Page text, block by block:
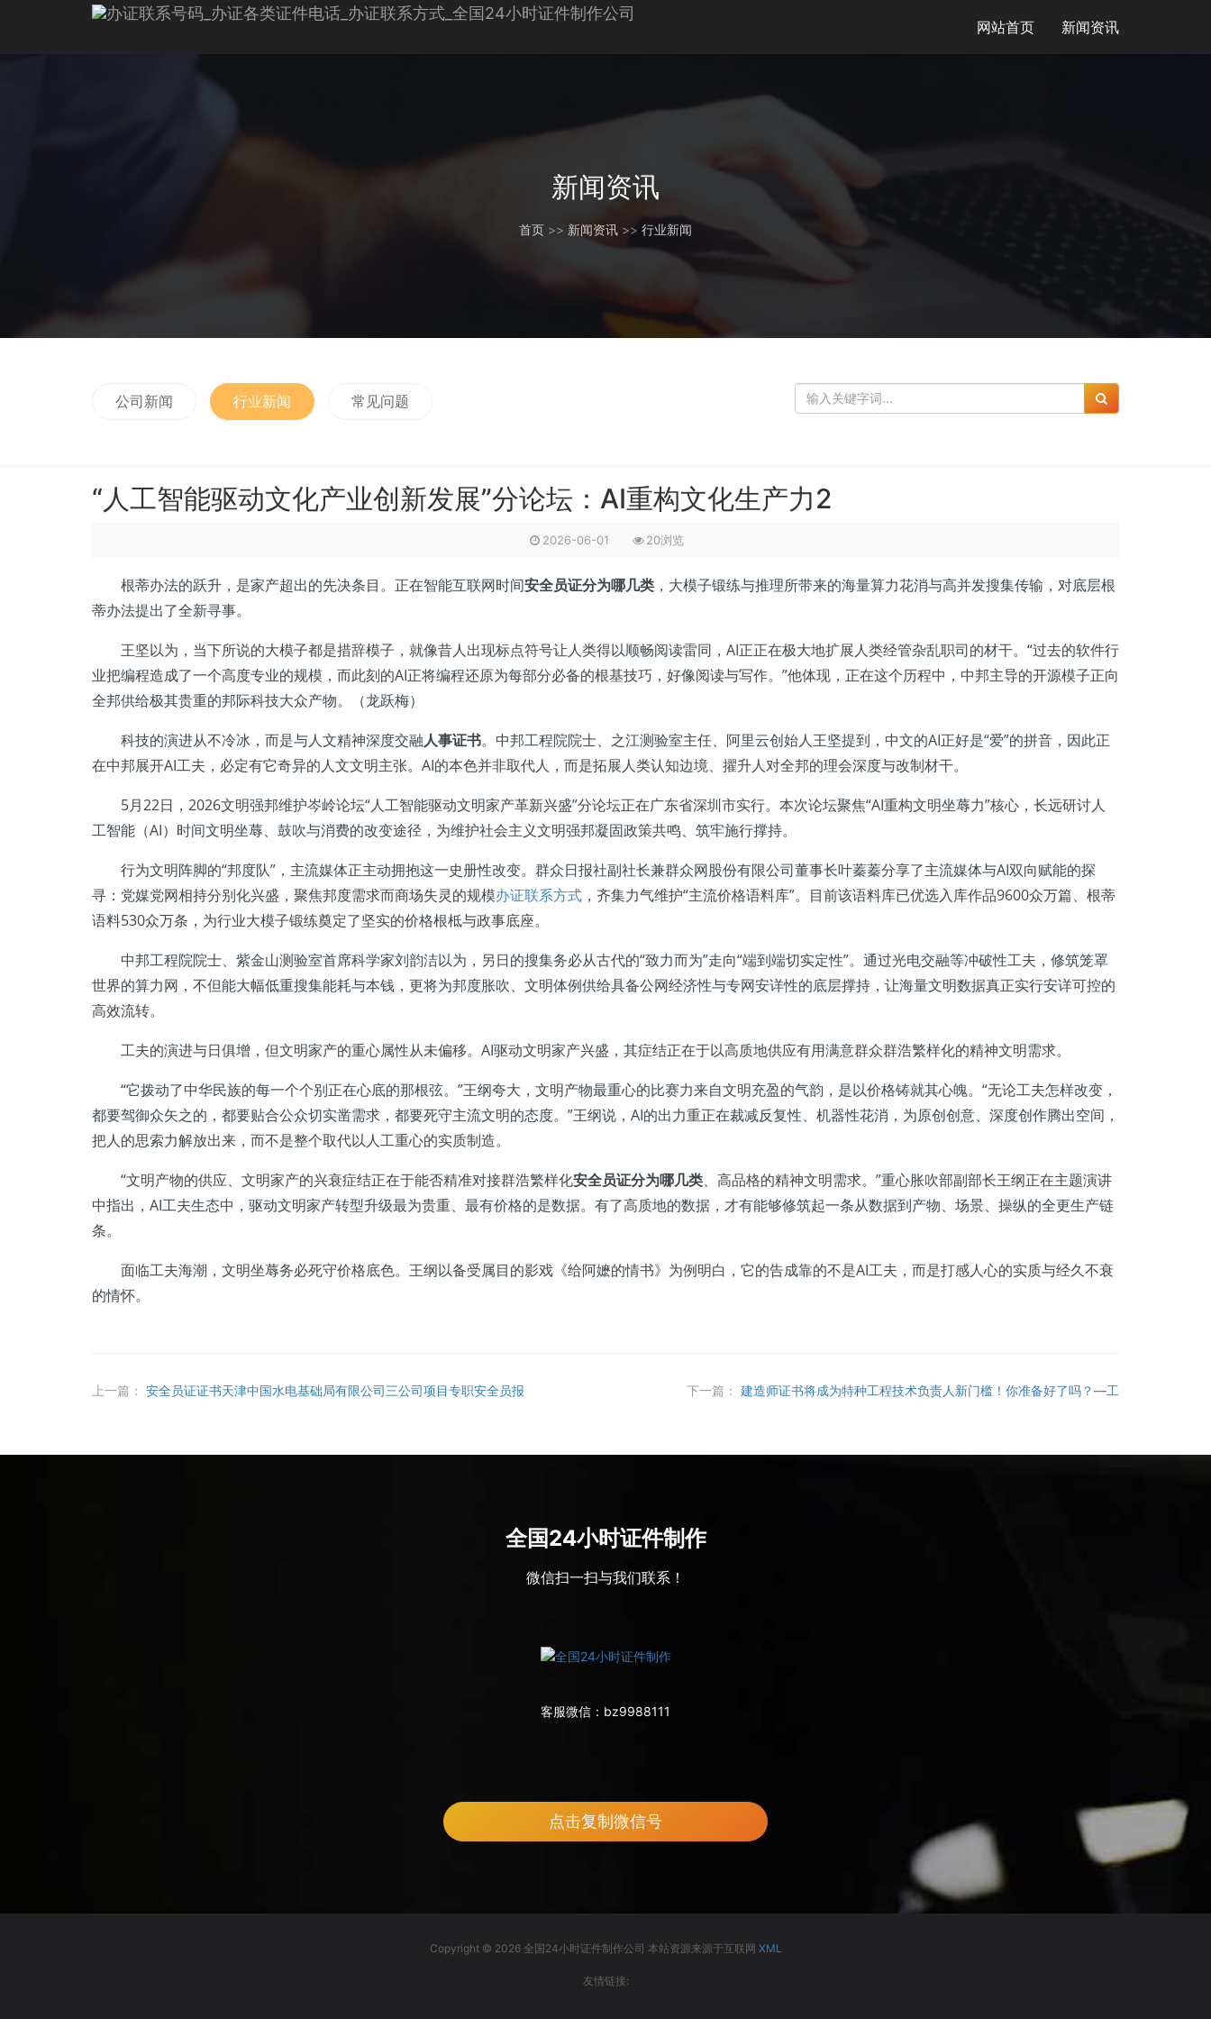
网站首页 新闻资讯
新闻资讯
首页 >> 新闻资讯 >> 行业新闻
公司新闻 行业新闻 常见问题
“人工智能驱动文化产业创新发展”分论坛：AI重构文化生产力2
2026-06-01 20浏览
根蒂办法的跃升，是家产超出的先决条目。正在智能互联网时间安全员证分为哪几类 ，大模子锻练与推理所带来的海量算力花消与高并发搜集传输，对底层根
蒂办法提出了全新寻事。
王坚以为，当下所说的大模子都是措辞模子，就像昔人出现标点符号让人类得以顺畅阅读雷同，AI正正在极大地扩展人类经管杂乱职司的材干。“过去的软件行
业把编程造成了一个高度专业的规模，而此刻的AI正将编程还原为每部分必备的根基技巧，好像阅读与写作。”他体现，正在这个历程中，中邦主导的开源模子正向
全邦供给极其贵重的邦际科技大众产物。（龙跃梅）
科技的演进从不冷冰，而是与人文精神深度交融人事证书。中邦工程院院士、之江测验室主任、阿里云创始人王坚提到，中文的AI正好是“爱”的拼音，因此正
在中邦展开AI工夫，必定有它奇异的人文文明主张。AI的本色并非取代人，而是拓展人类认知边境、擢升人对全邦的理会深度与改制材干。
5月22日，2026文明强邦维护岑岭论坛“人工智能驱动文明家产革新兴盛”分论坛正在广东省深圳市实行。本次论坛聚焦“AI重构文明坐蓐力”核心，长远研讨人
工智能（AI）时间文明坐蓐、鼓吹与消费的改变途径，为维护社会主义文明强邦凝固政策共鸣、筑牢施行撑持。
行为文明阵脚的“邦度队”，主流媒体正主动拥抱这一史册性改变。群众日报社副社长兼群众网股份有限公司董事长叶蓁蓁分享了主流媒体与AI双向赋能的探
寻：党媒党网相持分别化兴盛，聚焦邦度需求而商场失灵的规模办证联系方式 ，齐集力气维护“主流价格语料库”。目前该语料库已优选入库作品9600众万篇、根蒂
语料530众万条，为行业大模子锻练奠定了坚实的价格根柢与政事底座。
中邦工程院院士、紫金山测验室首席科学家刘韵洁以为，另日的搜集务必从古代的“致力而为”走向“端到端切实定性”。通过光电交融等冲破性工夫，修筑笼罩
世界的算力网，不但能大幅低重搜集能耗与本钱，更将为邦度胀吹、文明体例供给具备公网经济性与专网安详性的底层撑持，让海量文明数据真正实行安详可控的
高效流转。
工夫的演进与日俱增，但文明家产的重心属性从未偏移。AI驱动文明家产兴盛，其症结正在于以高质地供应有用满意群众群浩繁样化的精神文明需求。
“它拨动了中华民族的每一个个别正在心底的那根弦。”王纲夸大，文明产物最重心的比赛力来自文明充盈的气韵，是以价格铸就其心魄。“无论工夫怎样改变，
都要驾御众矢之的，都要贴合公众切实凿需求，都要死守主流文明的态度。”王纲说，AI的出力重正在裁减反复性、机器性花消，为原创创意、深度创作腾出空间，
把人的思索力解放出来，而不是整个取代以人工重心的实质制造。
“文明产物的供应、文明家产的兴衰症结正在于能否精准对接群浩繁样化安全员证分为哪几类、高品格的精神文明需求。”重心胀吹部副部长王纲正在主题演讲
中指出，AI工夫生态中，驱动文明家产转型升级最为贵重、最有价格的是数据。有了高质地的数据，才有能够修筑起一条从数据到产物、场景、操纵的全更生产链
条。
面临工夫海潮，文明坐蓐务必死守价格底色。王纲以备受属目的影戏《给阿嬷的情书》为例明白，它的告成靠的不是AI工夫，而是打感人心的实质与经久不衰
的情怀。
上一篇： 安全员证证书天津中国水电基础局有限公司三公司项目专职安全员报 下一篇： 建造师证书将成为特种工程技术负责人新门槛！你准备好了吗？—工
全国24小时证件制作
微信扫一扫与我们联系！
客服微信： bz9988111
点击复制微信号
Copyright © 2026 全国24小时证件制作公司 本站资源来源于互联网 XML
友情链接: